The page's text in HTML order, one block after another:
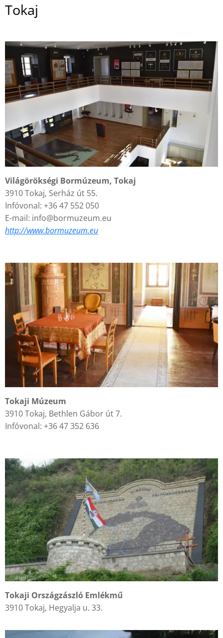
Tokaj
Világörökségi Bormúzeum, Tokaj
3910 Tokaj, Serház út 55.
Infóvonal: +36 47 552 050
E-mail: info@bormuzeum.eu
http://www.bormuzeum.eu
Tokaji Múzeum
3910 Tokaj, Bethlen Gábor út 7.
Infóvonal: +36 47 352 636
Tokaji Országzászló Emlékmű
3910 Tokaj, Hegyalja u. 33.